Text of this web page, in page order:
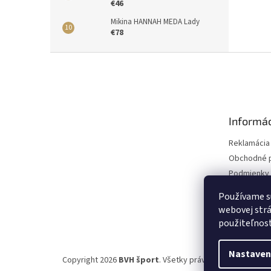
Používame
webovej
€46
Mikina HANNAH MEDA Lady
€78
Obchodné
Copyright 2026 BVH šport. Všetky práva vyhradené.